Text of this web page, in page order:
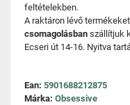
feltételekben.
A raktáron lévő termékeket
csomagolásban szállítjuk
Ecseri út 14-16. Nyitva
Ean: 5901688212875
Márka: Obsessive